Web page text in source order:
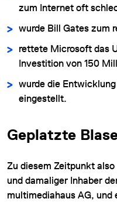
zum Internet oft
wurde Bill Gates zum
rettete Microsoft das
Investition von 150
wurde die
eingestellt.
Geplatzte
Zu diesem Zeitpunkt
und damaliger Inhaber
multimediahaus AG,